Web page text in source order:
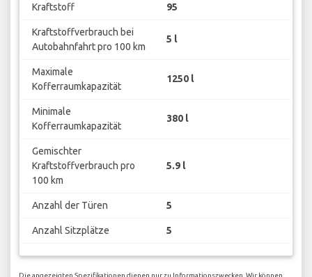
Kraftstoff 95
Kraftstoffverbrauch bei
Autobahnfahrt pro 100 km
5 l
Maximale
Kofferraumkapazität
1250 l
Minimale
Kofferraumkapazität
380 l
Gemischter
Kraftstoffverbrauch pro
100 km
5.9 l
Anzahl der Türen 5
Anzahl Sitzplätze 5
Die angezeigten Spezifikationen dienen nur zu Informationszwecken. Wir können